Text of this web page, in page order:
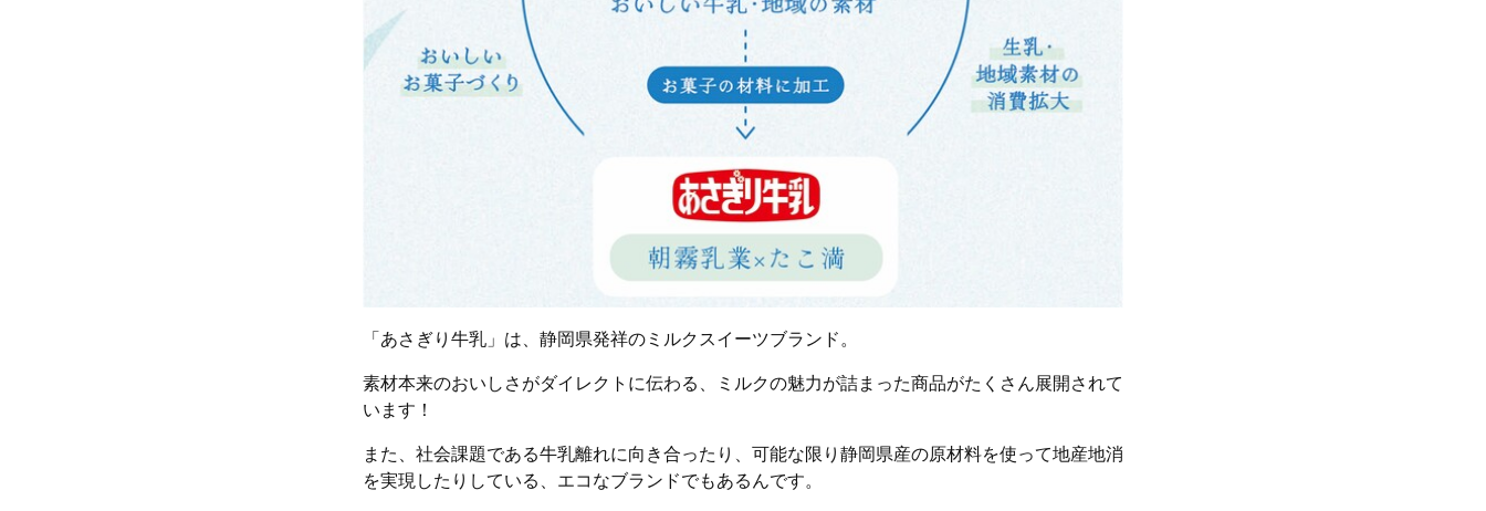
「あさぎり牛乳」は、静岡県発祥のミルクスイーツブランド。
素材本来のおいしさがダイレクトに伝わる、ミルクの魅力が詰まった商品がたくさん展開されて
います！
また、社会課題である牛乳離れに向き合ったり、可能な限り静岡県産の原材料を使って地産地消
を実現したりしている、エコなブランドでもあるんです。